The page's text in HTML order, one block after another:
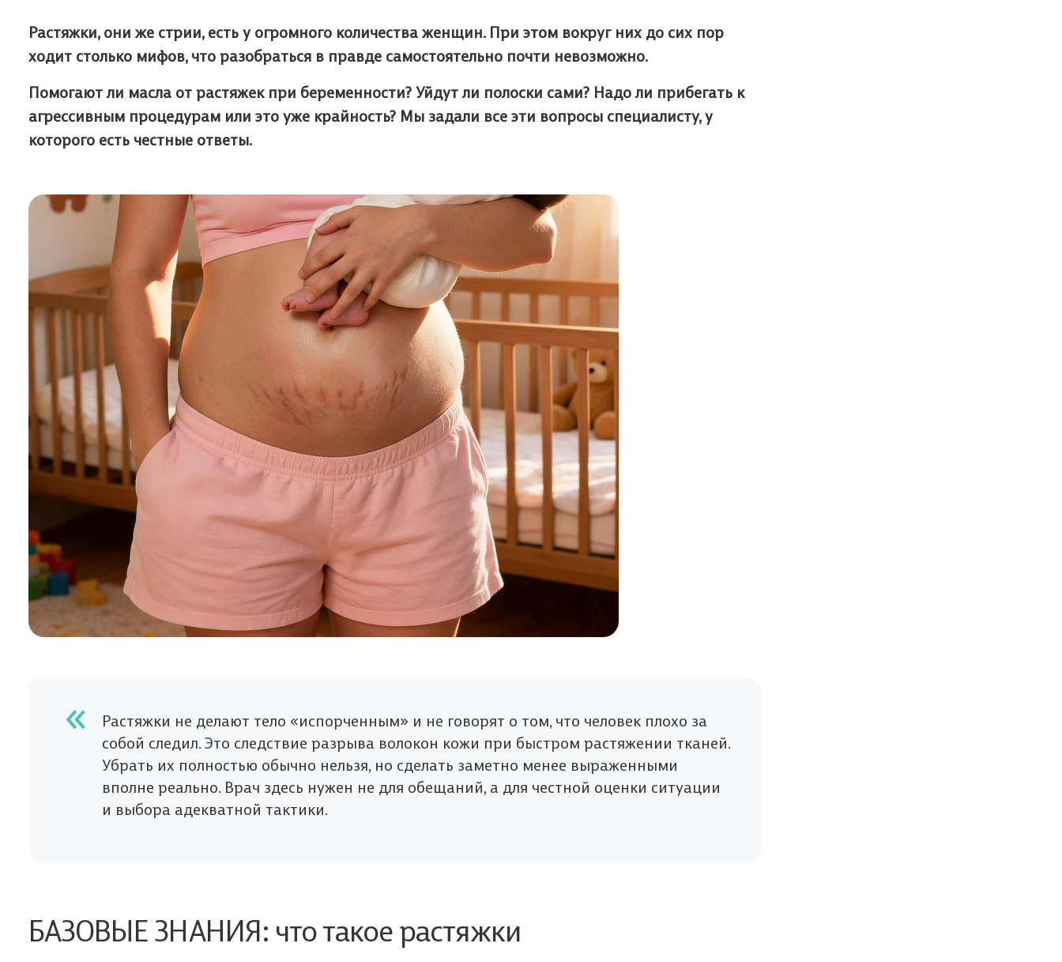
Растяжки, они же стрии, есть у огромного количества женщин. При этом вокруг них до сих пор
ходит столько мифов, что разобраться в правде самостоятельно почти невозможно.
Помогают ли масла от растяжек при беременности? Уйдут ли полоски сами? Надо ли прибегать к
агрессивным процедурам или это уже крайность? Мы задали все эти вопросы специалисту, у
которого есть честные ответы.
Растяжки не делают тело «испорченным» и не говорят о том, что человек плохо за
собой следил. Это следствие разрыва волокон кожи при быстром растяжении тканей.
Убрать их полностью обычно нельзя, но сделать заметно менее выраженными
вполне реально. Врач здесь нужен не для обещаний, а для честной оценки ситуации
и выбора адекватной тактики.
БАЗОВЫЕ ЗНАНИЯ: что такое растяжки